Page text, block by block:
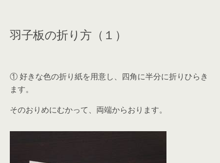
羽子板の折り方（１）
① 好きな色の折り紙を用意し、四角に半分に折りひらき
ます。
そのおりめにむかって、両端からおります。